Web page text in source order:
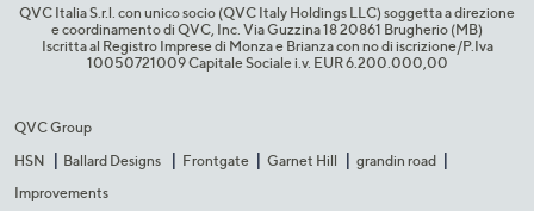
QVC Italia S.r.l. con unico socio (QVC Italy Holdings LLC) soggetta a direzione
e coordinamento di QVC, Inc. Via Guzzina 18 20861 Brugherio (MB)​
Iscritta al Registro Imprese di Monza e Brianza con no di iscrizione/P.Iva
10050721009 Capitale Sociale i.v. EUR 6.200.000,00​
QVC Group
HSN
Ballard Designs Frontgate Garnet Hill
grandin road
Improvements